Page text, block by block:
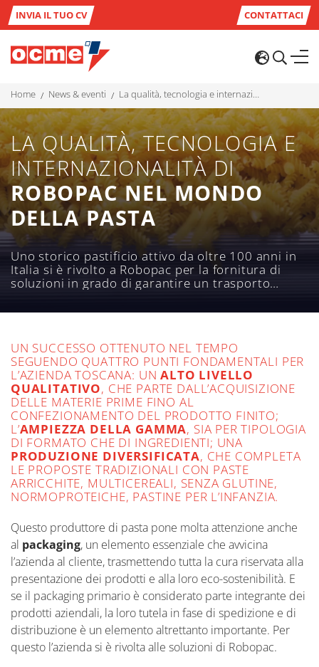
INVIA IL TUO CV CONTATTACI
home news & eventi la qualità, tecnologia e internazionalità di robopac nel mondo della pasta
LA QUALITÀ, TECNOLOGIA E
INTERNAZIONALITÀ DI
ROBOPAC NEL MONDO
DELLA PASTA
Uno storico pastificio attivo da oltre 100 anni in
Italia si è rivolto a Robopac per la fornitura di
soluzioni in grado di garantire un trasporto
in tutto il mondo.
UN SUCCESSO OTTENUTO NEL TEMPO
SEGUENDO QUATTRO PUNTI FONDAMENTALI PER
L’AZIENDA TOSCANA: UNALTO LIVELLO
QUALITATIVO, CHE PARTE DALL’ACQUISIZIONE
DELLE MATERIE PRIME FINO AL
CONFEZIONAMENTO DEL PRODOTTO FINITO;
L’AMPIEZZA DELLA GAMMA, SIA PER TIPOLOGIA
DI FORMATO CHE DI INGREDIENTI; UNA
PRODUZIONE DIVERSIFICATA, CHE COMPLETA
LE PROPOSTE TRADIZIONALI CON PASTE
ARRICCHITE, MULTICEREALI, SENZA GLUTINE,
NORMOPROTEICHE, PASTINE PER L’INFANZIA.
Questo produttore di pasta pone molta attenzione anche
al packaging, un elemento essenziale che avvicina
l’azienda al cliente, trasmettendo tutta la cura riservata alla
presentazione dei prodotti e alla loro eco-sostenibilità. E
se il packaging primario è considerato parte integrante dei
prodotti aziendali, la loro tutela in fase di spedizione e di
distribuzione è un elemento altrettanto importante. Per
questo l’azienda si è rivolta alle soluzioni di Robopac.